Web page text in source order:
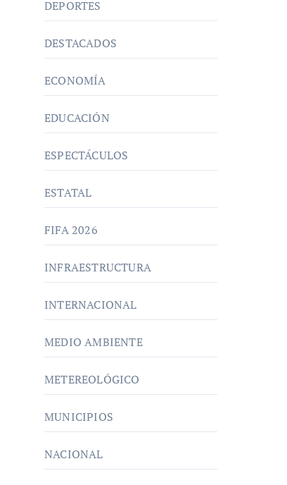
DEPORTES
DESTACADOS
ECONOMÍA
EDUCACIÓN
ESPECTÁCULOS
ESTATAL
FIFA 2026
INFRAESTRUCTURA
INTERNACIONAL
MEDIO AMBIENTE
METEREOLÓGICO
MUNICIPIOS
NACIONAL